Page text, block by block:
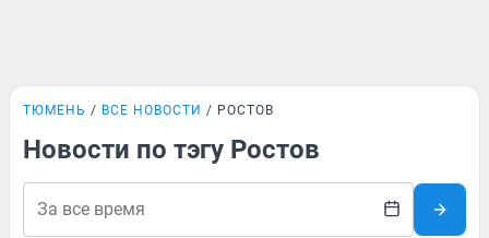
ТЮМЕНЬ ВСЕ НОВОСТИ РОСТОВ
Новости по тэгу Ростов